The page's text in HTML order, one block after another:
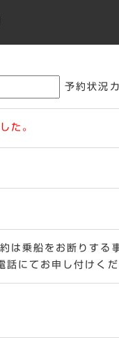
予約状況
た。
は乗船をお断りする
にてお申し付けくだ